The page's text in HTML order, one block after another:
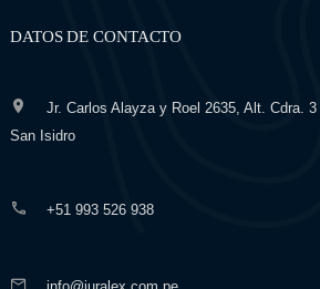
DATOS DE CONTACTO
Jr. Carlos Alayza y Roel 2635, Alt. Cdra.
San Isidro
+51 993 526 938